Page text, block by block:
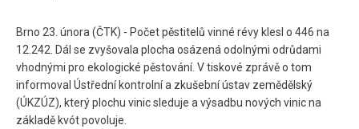
Brno 23. února (ČTK) - Počet pěstitelů vinné révy klesl o 446 na
12.242. Dál se zvyšovala plocha osázená odolnými odrůdami
vhodnými pro ekologické pěstování. V tiskové zprávě o tom
informoval Ústřední kontrolní a zkušební ústav zemědělský
(ÚKZÚZ), který plochu vinic sleduje a výsadbu nových vinic na
základě kvót povoluje.